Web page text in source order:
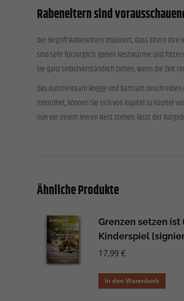
Rabeneltern sind
Der Begriff Rabeneltern impliziert, dass Eltern ihre
sind sehr fürsorglich, geben Nestwärme und
Sie ganz selbstverständlich ziehen, wenn die Zeit
Das Autorenteam Rogge und Bartram
einordnet, können Sie sich von Kapitel zu Kapitel
nun vor einem leeren Nest stehen, lässt der
Ähnliche Produkte
Grenzen setzen ist
Kinderspiel
17,99€
In den Warenkorb